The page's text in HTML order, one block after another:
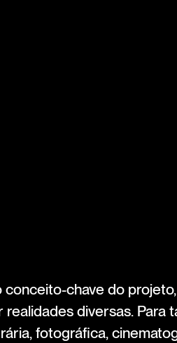
conceito-chave do
diversas. Para
fotográfica,